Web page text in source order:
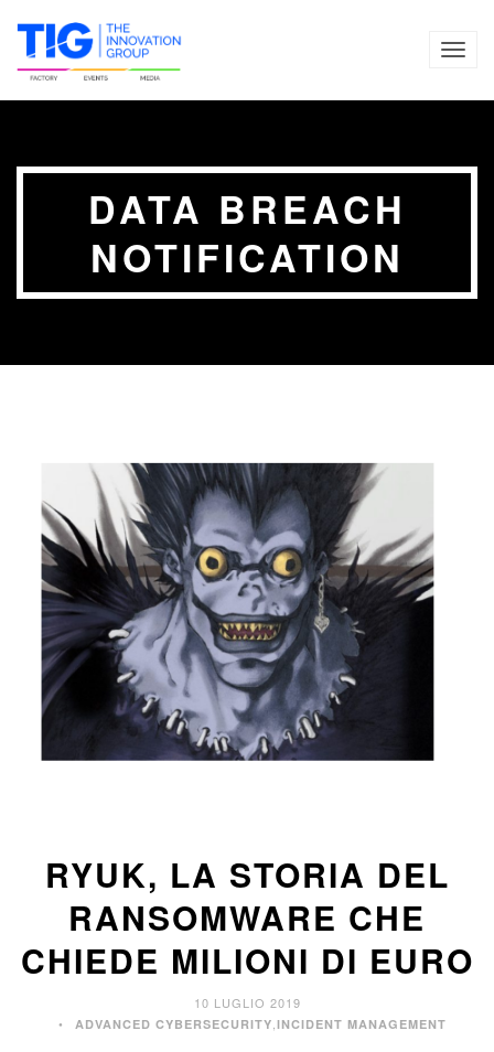
DATA BREACH
NOTIFICATION
RYUK, LA STORIA DEL
RANSOMWARE CHE
CHIEDE MILIONI DI EURO
10 LUGLIO 2019
ADVANCED CYBERSECURITY,INCIDENT MANAGEMENT